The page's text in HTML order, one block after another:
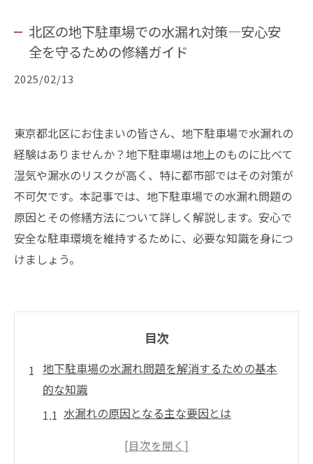
北区の地下駐車場での水漏れ対策—安心安
全を守るための修繕ガイド
2025/02/13
東京都北区にお住まいの皆さん、地下駐車場で水漏れの
経験はありませんか？地下駐車場は地上のものに比べて
湿気や漏水のリスクが高く、特に都市部ではその対策が
不可欠です。本記事では、地下駐車場での水漏れ問題の
原因とその修繕方法について詳しく解説します。安心で
安全な駐車環境を維持するために、必要な知識を身につ
けましょう。
目次
地下駐車場の水漏れ問題を解消するための基本
的な知識
水漏れの原因となる主な要因とは
地下駐車場特有の湿気問題を理解する